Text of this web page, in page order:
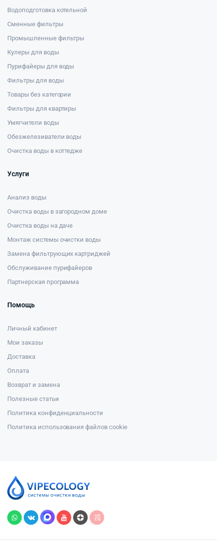
Водоподготовка котельной
Сменные фильтры
Промышленные фильтры
Кулеры для воды
Пурифайеры для воды
Фильтры для воды
Товары без категории
Фильтры для квартиры
Умягчители воды
Обезжелезиватели воды
Очистка воды в коттедже
Услуги
Анализ воды
Очистка воды в загородном доме
Очистка воды на даче
Монтаж системы очистки воды
Замена фильтрующих картриджей
Обслуживание пурифайеров
Партнерская программа
Помощь
Личный кабинет
Мои заказы
Доставка
Оплата
Возврат и замена
Полезные статьи
Политика конфиденциальности
Политика использования файлов cookie